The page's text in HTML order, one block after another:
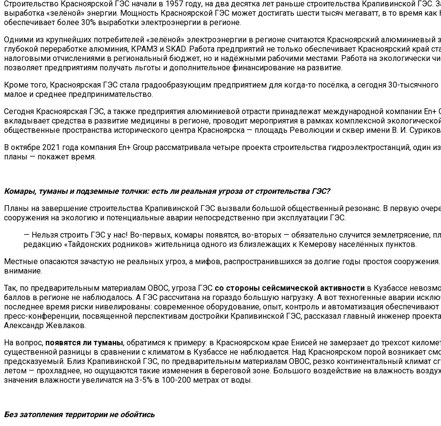
Строительство Красноярской ГЭС начали в 1957 году, на два десятка лет раньше строительства Крапивинской
выработка «зелёной» энергии. Мощность Красноярской ГЭС может достигать шести тысяч мегаватт, в то время
обеспечивает более 30% выработки электроэнергии в регионе.
Одними из крупнейших потребителей «зелёной» электроэнергии в регионе считаются Красноярский алюминиевый
глубокой переработке алюминия, КРАМЗ и SKAD. Работа предприятий не только обеспечивает Красноярский край
налоговыми отчислениями в региональный бюджет, но и надёжными рабочими местами. Работа на экологически
позволяет предприятиям получать льготы и дополнительное финансирование на развитие.
Кроме того, Красноярская ГЭС стала градообразующим предприятием для когда-то посёлка, а сегодня 30-
малое и среднее предпринимательство.
Сегодня Красноярская ГЭС, а также предприятия алюминиевой отрасти принадлежат международной компании
вкладывает средства в развитие медицины в регионе, проводит мероприятия в рамках комплексной
общественные пространства исторического центра Красноярска — площадь Революции и сквер имени В. И.
В октябре 2021 года компания En+ Group рассматривала четыре проекта строительства гидроэлектростанций, один
планы — покажет время.
Комары, туманы и подземные толчки: есть ли реальная угроза от строительства ГЭС?
Планы на завершение строительства Крапивинской ГЭС вызвали большой общественный резонанс. В первую
сооружения на экологию и потенциальные аварии непосредственно при эксплуатации ГЭС.
— Нельзя строить ГЭС у нас! Во-первых, комары появятся, во-вторых — обязательно случится землетрясение,
редакцию «Тайдонских родников» жительница одного из близлежащих к Кемерову населённых пунктов.
Местные опасаются зачастую не реальных угроз, а мифов, распространившихся за долгие годы простоя
внимание.
Так, по предварительным материалам ОВОС, угроза ГЭС со стороны сейсмической активности в Кузбассе
баллов в регионе не наблюдалось. А ГЭС рассчитана на гораздо большую нагрузку. А вот техногенные аварии
последнее время риски нивелированы: современное оборудование, опыт, контроль и автоматизация
пресс-конференции, посвященной перспективам достройки Крапивинской ГЭС, рассказал главный инженер
Александр Жевлаков.
На вопрос, появятся ли туманы, обратимся к примеру: в Красноярском крае Енисей не замерзает до трехсот
существенной разницы в сравнении с климатом в Кузбассе не наблюдается. Над Красноярском порой возникает
предсказуемый. Близ Крапивинской ГЭС, по предварительным материалам ОВОС, резко континентальный климат
летом — прохладнее, но ощущаются такие изменения в береговой зоне. Большого воздействие на влажность
значения влажности увеличатся на 3-5% в 100-200 метрах от воды.
Без затопления территориине обойтись